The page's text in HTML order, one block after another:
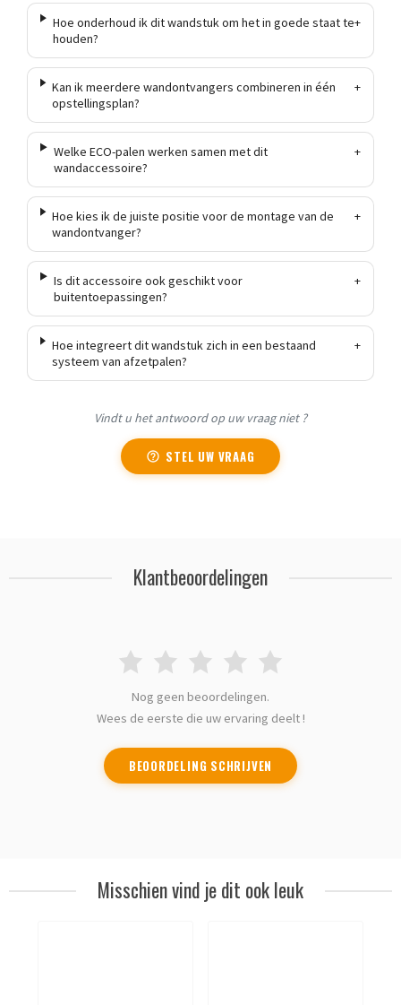
Hoe onderhoud ik dit wandstuk om het in goede staat te
houden?
+
Kan ik meerdere wandontvangers combineren in één
opstellingsplan?
+
Welke ECO-palen werken samen met dit
wandaccessoire?
+
Hoe kies ik de juiste positie voor de montage van de
wandontvanger?
+
Is dit accessoire ook geschikt voor
buitentoepassingen?
+
Hoe integreert dit wandstuk zich in een bestaand
systeem van afzetpalen?
+
Vindt u het antwoord op uw vraag niet ?
STEL UW VRAAG
Klantbeoordelingen
Nog geen beoordelingen.
Wees de eerste die uw ervaring deelt !
BEOORDELING SCHRIJVEN
Misschien vind je dit ook leuk